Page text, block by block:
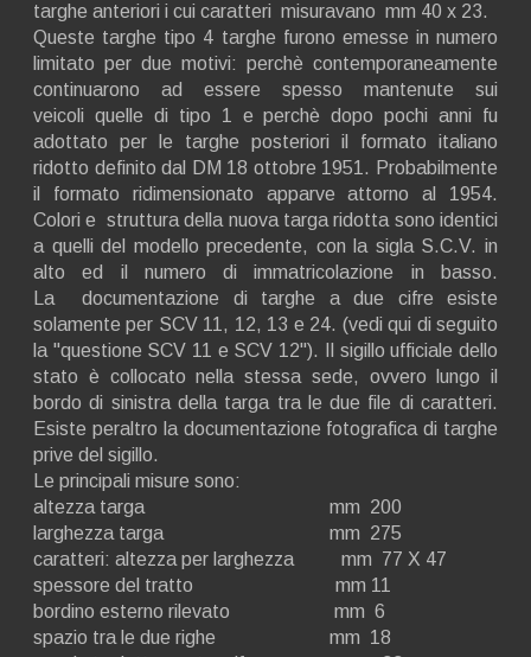
targhe anteriori i cui caratteri misuravano mm 40 x 23.
Queste targhe tipo 4 targhe furono emesse in numero
limitato per due motivi: perchè contemporaneamente
continuarono ad essere spesso mantenute sui
veicoli quelle di tipo 1 e perchè dopo pochi anni fu
adottato per le targhe posteriori il formato italiano
ridotto definito dal DM 18 ottobre 1951. Probabilmente
il formato ridimensionato apparve attorno al 1954.
Colori e struttura della nuova targa ridotta sono identici
a quelli del modello precedente, con la sigla S.C.V. in
alto ed il numero di immatricolazione in basso.
La documentazione di targhe a due cifre esiste
solamente per SCV 11, 12, 13 e 24. (vedi qui di seguito
la "questione SCV 11 e SCV 12"). Il sigillo ufficiale dello
stato è collocato nella stessa sede, ovvero lungo il
bordo di sinistra della targa tra le due file di caratteri.
Esiste peraltro la documentazione fotografica di targhe
prive del sigillo.
Le principali misure sono:
altezza targa mm 200
larghezza targa mm 275
caratteri: altezza per larghezza mm 77 X 47
spessore del tratto mm 11
bordino esterno rilevato mm 6
spazio tra le due righe mm 18